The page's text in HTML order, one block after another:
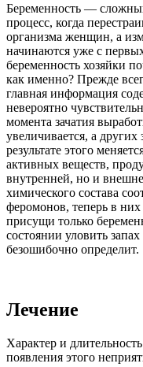
Беременность —
процесс, когда
организма женщин, а
начинаются уже с
беременность хозяйки
как именно? Прежде
главная информация
невероятно
момента зачатия
увеличивается, а
результате этого
активных веществ,
внутренней, но и
химического состава
феромонов, теперь в
присущи только
состоянии уловить
безошибочно определит.
Лечение
Характер и
появления этого